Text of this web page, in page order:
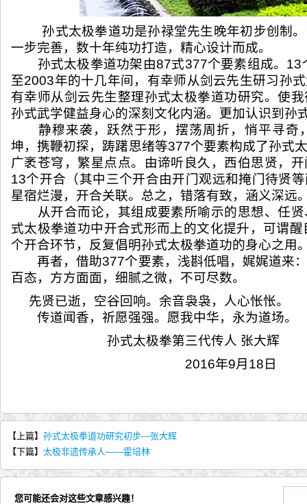
孙式太极拳道功是孙禄堂先生晚年初步创制
一步完善，数十年纯功打造，精心设计而成。
孙式太极拳道功架由87式377个要素组成。13
至2003年的十几年间，有幸师从剑云先生研习孙
有幸师从剑云先生整理孙式太极拳道功研究。使
孙式武学健益身心的深刻文化内涵。更加认识到孙
静穆来袭，跃然于形，摆荡周折，悄平寻奇
坤，携鞭初探，踌躇思绪等377个要素构成了孙式
广袤苍穹，繁星点点。由谛听良久，西伯思贤，
13个开合（其中三个开合由开门观远和掩门待贤
星宿烂漫，开合关联。总之，错落有致，涵义深远
从开合而论，其组成要素所喻示的思想、任贤
式太极拳道功中开合式形而上的文化提升，可谓
个开合环节，反复倡明孙式太极拳道功的身心之用
再者，借助377个要素，浅斟低唱，娓娓道来：
百态，方方面面，细腻之微，不可尽数。
先贤已逝，空谷回响。余音袅袅，人心怅怅。
传道闻香，祈愿强强。愿我中华，永为道场。
孙式太极拳第三代传人 张大辉
2016年9月18日
【上篇】 孙式太极拳道功研究初步—张大辉
【下篇】 太极非遗传承人——霍培林
您可能还会对这些文章感兴趣！